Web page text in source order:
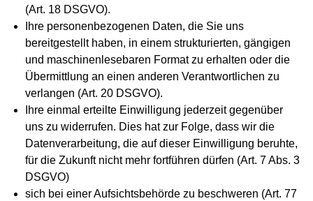
(Art. 18 DSGVO).
Ihre personenbezogenen Daten, die Sie uns
bereitgestellt haben, in einem strukturierten, gängigen
und maschinenlesebaren Format zu erhalten oder die
Übermittlung an einen anderen Verantwortlichen zu
verlangen (Art. 20 DSGVO).
Ihre einmal erteilte Einwilligung jederzeit gegenüber
uns zu widerrufen. Dies hat zur Folge, dass wir die
Datenverarbeitung, die auf dieser Einwilligung beruhte,
für die Zukunft nicht mehr fortführen dürfen (Art. 7 Abs. 3
DSGVO)
sich bei einer Aufsichtsbehörde zu beschweren (Art. 77